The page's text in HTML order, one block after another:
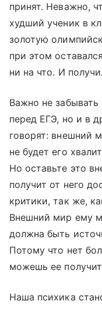
принят. Неважно,
худший ученик в
золотую
при этом
ни на что. И
Важно не забывать
перед ЕГЭ, но и в
говорят: внешний
не будет его
Но оставьте это
получит от него
критики, так же,
Внешний мир ему
должна быть
Потому что нет
можешь ее
Наша психика